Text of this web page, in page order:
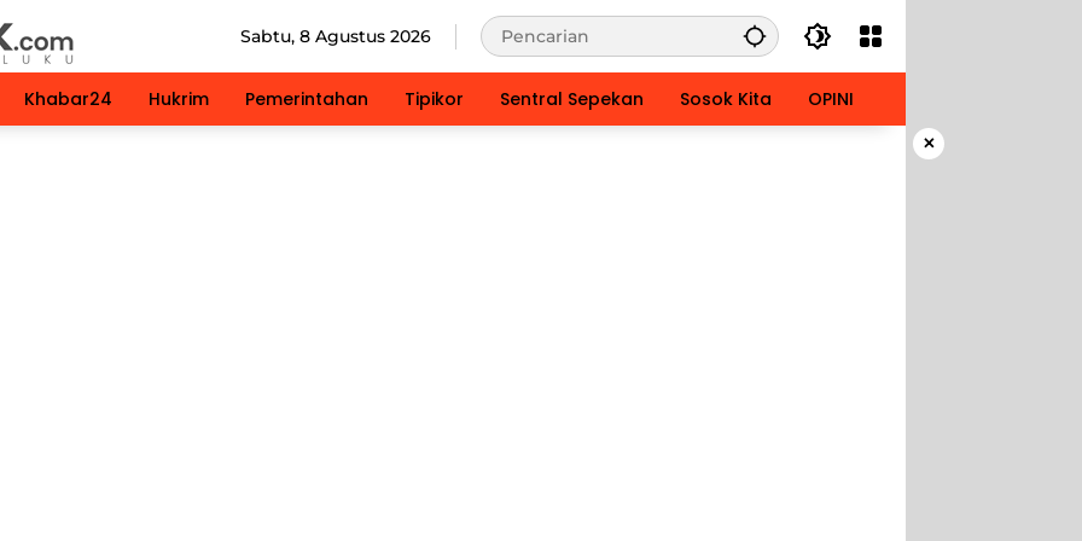
Sabtu, 8 Agustus 2026
Khabar24 Hukrim Pemerintahan Tipikor Sentral Sepekan Sosok Kita OPINI
×